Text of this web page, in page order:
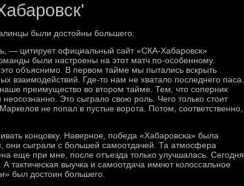
были достойны большего.
— цитирует официальный сайт «СКА-Хабаровск»
были настроены на этот матч по-особенному.
объяснимо. В первом тайме мы пытались вскрыть
взаимодействий. Где-то нам не хватало последнего паса.
преимущество во втором тайме. Тем, что соперник
Это сыграло свою роль. Чего только стоит
не попал в пустые ворота. Потом, соответственно,
концовку. Наверное, победа «Хабаровска» была
они сыграли с большей самоотдачей. Та атмосфера
еще при мне, после отъезда только улучшалась. Сегодня
тактическая выучка и самоотдача имеют колоссальное
был достоин большего.